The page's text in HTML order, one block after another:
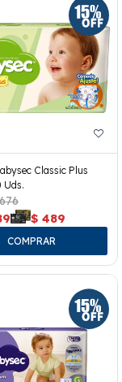
Classic Plus
Uds.
676
$ 489